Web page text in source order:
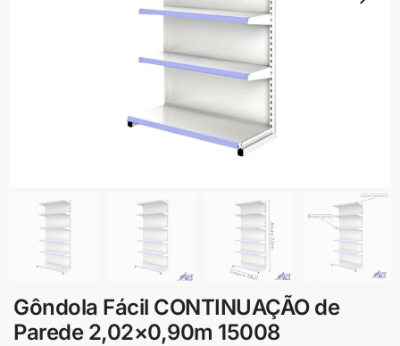
Gôndola Fácil CONTINUAÇÃO de
Parede 2,02×0,90m 15008